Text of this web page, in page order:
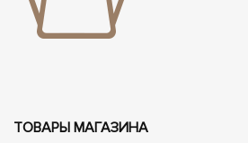
ТОВАРЫ МАГАЗИНА